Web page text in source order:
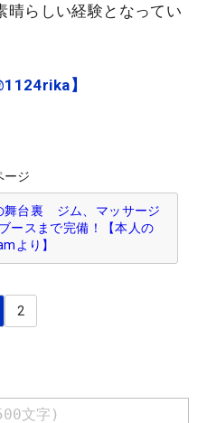
晴らしい経験となってい
】
ージ
舞台裏 ジム、マッサージ
ースまで完備！【本人の
より】
2